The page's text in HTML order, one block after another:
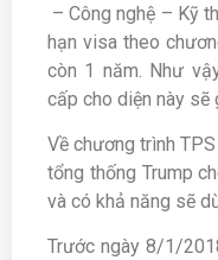
– Công nghệ – Kỹ
hạn visa theo
còn 1 năm. Như
cấp cho diện này sẽ
Về chương trình
tổng thống Trump
và có khả năng sẽ
Trước ngày 8/1/